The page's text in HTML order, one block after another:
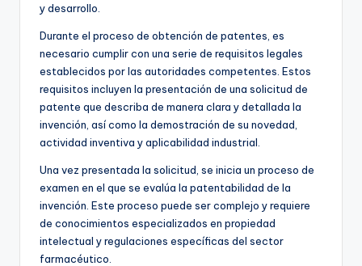
y desarrollo.
Durante el proceso de obtención de patentes, es
necesario cumplir con una serie de requisitos legales
establecidos por las autoridades competentes. Estos
requisitos incluyen la presentación de una solicitud de
patente que describa de manera clara y detallada la
invención, así como la demostración de su novedad,
actividad inventiva y aplicabilidad industrial.
Una vez presentada la solicitud, se inicia un proceso de
examen en el que se evalúa la patentabilidad de la
invención. Este proceso puede ser complejo y requiere
de conocimientos especializados en propiedad
intelectual y regulaciones específicas del sector
farmacéutico.